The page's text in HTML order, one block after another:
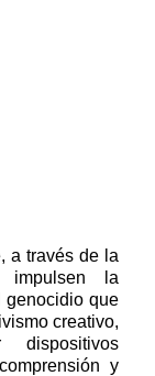
a través de la
impulsen la
genocidio que
creativo,
y